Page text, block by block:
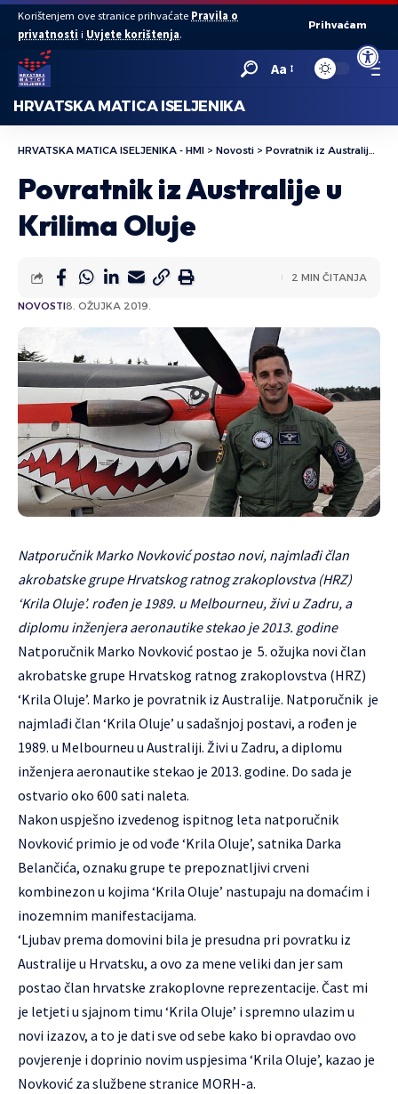
Open
Korištenjem ove stranice prihvaćate Pravila o
privatnosti i Uvjete korištenja.
Prihvaćam
Aa
HRVATSKA MATICA ISELJENIKA
HRVATSKA MATICA ISELJENIKA - HMI > Novosti > Povratnik iz Australije u Krilima Oluje
Povratnik iz Australije u
Krilima Oluje
NOVOSTI8. OŽUJKA 2019.
2 MIN ČITANJA
Natporučnik Marko Novković postao novi, najmlađi član
akrobatske grupe Hrvatskog ratnog zrakoplovstva (HRZ)
‘Krila Oluje’. rođen je 1989. u Melbourneu, živi u Zadru, a
diplomu inženjera aeronautike stekao je 2013. godine
Natporučnik Marko Novković postao je 5. ožujka novi član
akrobatske grupe Hrvatskog ratnog zrakoplovstva (HRZ)
‘Krila Oluje’. Marko je povratnik iz Australije. Natporučnik je
najmlađi član ‘Krila Oluje’ u sadašnjoj postavi, a rođen je
1989. u Melbourneu u Australiji. Živi u Zadru, a diplomu
inženjera aeronautike stekao je 2013. godine. Do sada je
ostvario oko 600 sati naleta.
Nakon uspješno izvedenog ispitnog leta natporučnik
Novković primio je od vođe ‘Krila Oluje’, satnika Darka
Belančića, oznaku grupe te prepoznatljivi crveni
kombinezon u kojima ‘Krila Oluje’ nastupaju na domaćim i
inozemnim manifestacijama.
‘Ljubav prema domovini bila je presudna pri povratku iz
Australije u Hrvatsku, a ovo za mene veliki dan jer sam
postao član hrvatske zrakoplovne reprezentacije. Čast mi
je letjeti u sjajnom timu ‘Krila Oluje’ i spremno ulazim u
novi izazov, a to je dati sve od sebe kako bi opravdao ovo
povjerenje i doprinio novim uspjesima ‘Krila Oluje’, kazao je
Novković za službene stranice MORH-a.